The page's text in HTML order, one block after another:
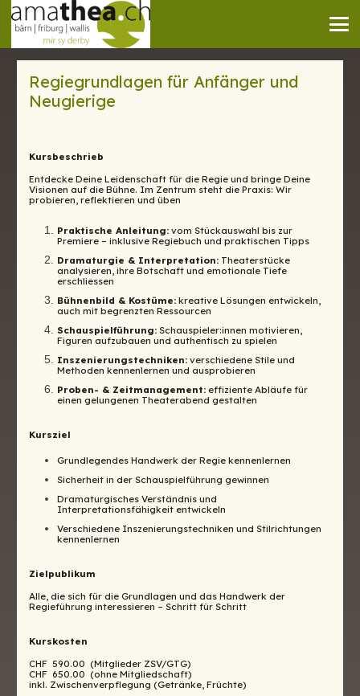
Regiegrundlagen für Anfänger und
Neugierige
Kursbeschrieb
Entdecke Deine Leidenschaft für die Regie und bringe Deine
Visionen auf die Bühne. Im Zentrum steht die Praxis: Wir
probieren, reflektieren und üben
Praktische Anleitung: vom Stückauswahl bis zur
Premiere – inklusive Regiebuch und praktischen Tipps
Dramaturgie & Interpretation: Theaterstücke
analysieren, ihre Botschaft und emotionale Tiefe
erschliessen
Bühnenbild & Kostüme: kreative Lösungen entwickeln,
auch mit begrenzten Ressourcen
Schauspielführung: Schauspieler:innen motivieren,
Figuren aufzubauen und authentisch zu spielen
Inszenierungstechniken: verschiedene Stile und
Methoden kennenlernen und ausprobieren
Proben- & Zeitmanagement: effiziente Abläufe für
einen gelungenen Theaterabend gestalten
Kursziel
Grundlegendes Handwerk der Regie kennenlernen
Sicherheit in der Schauspielführung gewinnen
Dramaturgisches Verständnis und
Interpretationsfähigkeit entwickeln
Verschiedene Inszenierungstechniken und Stilrichtungen
kennenlernen
Zielpublikum
Alle, die sich für die Grundlagen und das Handwerk der
Regieführung interessieren – Schritt für Schritt
Kurskosten
CHF 590.00 (Mitglieder ZSV/GTG)
CHF 650.00 (ohne Mitgliedschaft)
inkl. Zwischenverpflegung (Getränke, Früchte)